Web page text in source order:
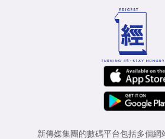
新傳媒集團的數碼平台包括多個網